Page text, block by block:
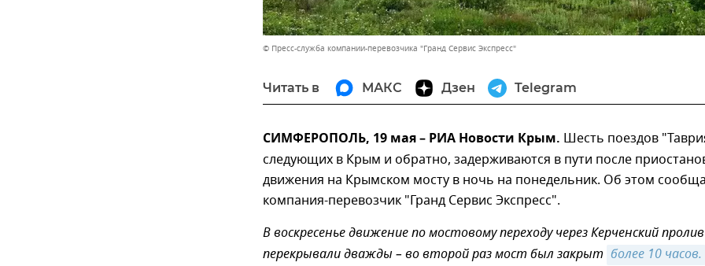
© Пресс-служба компании-перевозчика "Гранд Сервис Экспресс"
Читать в МАКС Дзен Telegram
СИМФЕРОПОЛЬ, 19 мая – РИА Новости Крым. Шесть поездов
следующих в Крым и обратно, задерживаются в пути после
движения на Крымском мосту в ночь на понедельник. Об этом
компания-перевозчик "Гранд Сервис Экспресс".
В воскресенье движение по мостовому переходу через Керченский пролив
перекрывали дважды – во второй раз мост был закрыт более 10 часов.